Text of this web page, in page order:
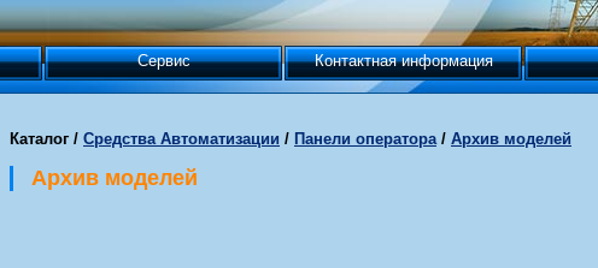
Сервис Контактная информация
Каталог / Средства Автоматизации / Панели оператора/ Архив моделей
Архив моделей